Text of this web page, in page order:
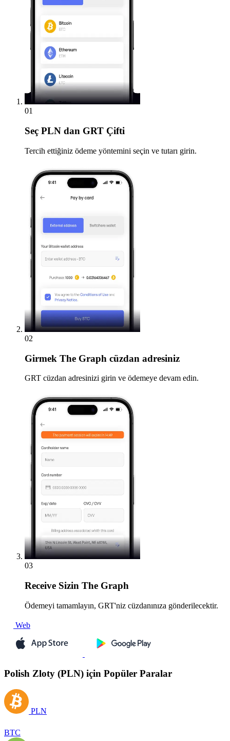
01
Seç PLN dan GRT Çifti
Tercih ettiğiniz ödeme yöntemini seçin ve tutarı girin.
02
Girmek The Graph cüzdan adresiniz
GRT cüzdan adresinizi girin ve ödemeye devam edin.
03
Receive Sizin The Graph
Ödemeyi tamamlayın, GRT'niz cüzdanınıza gönderilecektir.
Web
Polish Zloty (PLN) için Popüler Paralar
PLN
BTC